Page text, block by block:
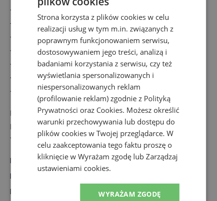
- waga: 289 g
- utrzymanie ciepła: do 10 godzin
- utrzymanie zimna: do 20 godzin
- technologia Snapclean
- nakrętkę można myć w zmywarce
- silikonowy spód
- gwarancja szczelności
Podmiot odpowiedzialny:
Bibo Brands BV
Torenplein 7.16.1, 3500 Hasselt, Belgia
Marka
Kambukka
Rodzaj
Dla kogo
Strona korzysta z plików cookies w celu
realizacji usług w tym m.in. związanych z
poprawnym funkcjonowaniem serwisu,
dostosowywaniem jego treści, analizą i
badaniami korzystania z serwisu, czy też
wyświetlania spersonalizowanych i
niespersonalizowanych reklam
(profilowanie reklam) zgodnie z Polityką
Prywatności oraz Cookies. Możesz określić
warunki przechowywania lub dostępu do
plików cookies w Twojej przeglądarce. W
celu zaakceptowania tego faktu proszę o
kliknięcie w Wyrażam zgodę lub Zarządzaj
ustawieniami cookies.
WYRAŻAM ZGODĘ